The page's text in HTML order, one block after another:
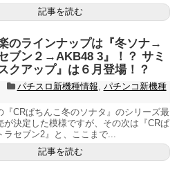
記事を読む
のラインナップは『冬ソナ→
ブン２→AKB48 3』！？ サミ
クアップ』は６月登場！？
パチスロ新機種情報 パチンコ新機種
『CRぱちんこ冬のソナタ』のシリーズ最
が決定した模様ですが、その次は『CRぱ
ラセブン2』と、ここまで...
記事を読む